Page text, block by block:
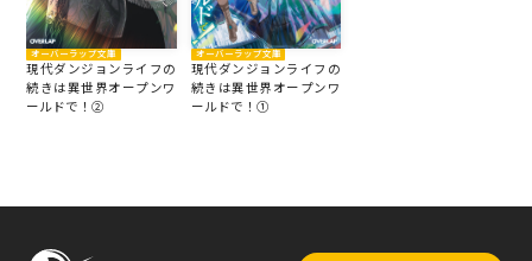
オーバーラップ文庫
現代ダンジョンライフの
続きは異世界オープンワ
ールドで！②
オーバーラップ文庫
現代ダンジョンライフの
続きは異世界オープンワ
ールドで！①